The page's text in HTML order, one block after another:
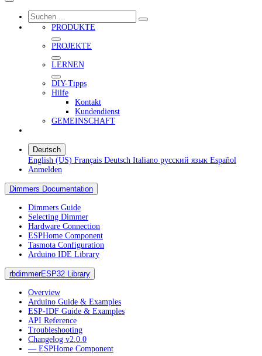
PRODUKTE
PROJEKTE
LERNEN
DIY-Tipps
Hilfe
Kontakt
Kundendienst
GEMEINSCHAFT
Deutsch
English (US) Français Deutsch Italiano русский язык Español
Anmelden
Dimmers Documentation
Dimmers Guide
Selecting Dimmer
Hardware Connection
ESPHome Component
Tasmota Configuration
Arduino IDE Library
rbdimmerESP32 Library
Overview
Arduino Guide & Examples
ESP-IDF Guide & Examples
API Reference
Troubleshooting
Changelog v2.0.0
― ESPHome Component